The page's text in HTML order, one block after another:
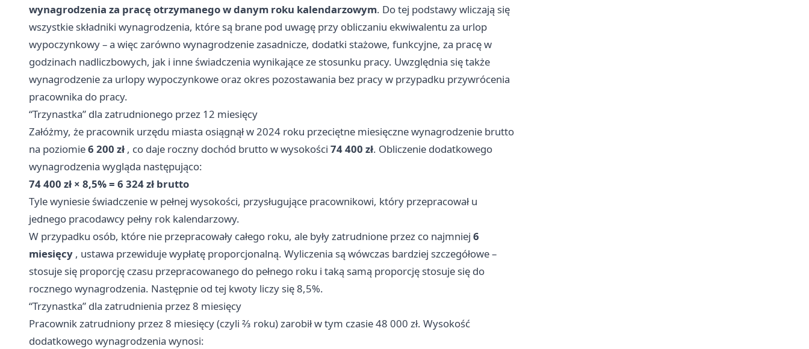
wynagrodzenia za pracę otrzymanego w danym roku kalendarzowym. Do tej podstawy wliczają się
wszystkie składniki wynagrodzenia, które są brane pod uwagę przy obliczaniu ekwiwalentu za urlop
wypoczynkowy – a więc zarówno wynagrodzenie zasadnicze, dodatki stażowe, funkcyjne, za pracę w
godzinach nadliczbowych, jak i inne świadczenia wynikające ze stosunku pracy. Uwzględnia się także
wynagrodzenie za urlopy wypoczynkowe oraz okres pozostawania bez pracy w przypadku przywrócenia
pracownika do pracy.
“Trzynastka” dla zatrudnionego przez 12 miesięcy
Załóżmy, że pracownik urzędu miasta osiągnął w 2024 roku przeciętne miesięczne wynagrodzenie brutto
na poziomie6 200 zł , co daje roczny dochód brutto w wysokości 74 400 zł. Obliczenie dodatkowego
wynagrodzenia wygląda następująco:
74 400 zł × 8,5% = 6 324 zł brutto
Tyle wyniesie świadczenie w pełnej wysokości, przysługujące pracownikowi, który przepracował u
jednego pracodawcy pełny rok kalendarzowy.
W przypadku osób, które nie przepracowały całego roku, ale były zatrudnione przez co najmniej 6
miesięcy , ustawa przewiduje wypłatę proporcjonalną. Wyliczenia są wówczas bardziej szczegółowe –
stosuje się proporcję czasu przepracowanego do pełnego roku i taką samą proporcję stosuje się do
rocznego wynagrodzenia. Następnie od tej kwoty liczy się 8,5%.
“Trzynastka” dla zatrudnienia przez 8 miesięcy
Pracownik zatrudniony przez 8 miesięcy (czyli ⅔ roku) zarobił w tym czasie 48 000 zł. Wysokość
dodatkowego wynagrodzenia wynosi: